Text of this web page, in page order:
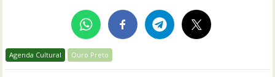
Agenda Cultural Ouro Preto